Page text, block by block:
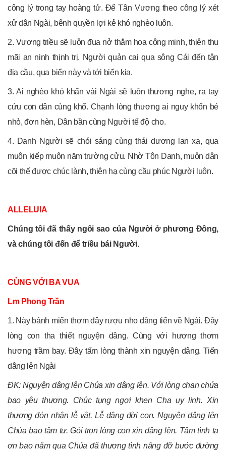
công lý trong tay hoàng tử. Để Tân Vương theo công lý xét
xử dân Ngài, bênh quyền lợi kẻ khó nghèo luôn.
2. Vương triều sẽ luôn đua nở thắm hoa công minh, thiên thu
mãi an ninh thịnh trị. Người quản cai qua sông Cái đến tận
địa cầu, qua biển này và tới biển kia.
3. Ai nghèo khó khấn vái Ngài sẽ luôn thương nghe, ra tay
cứu con dân cùng khổ. Chạnh lòng thương ai nguy khốn bé
nhỏ, đơn hèn, Dân bần cùng Người tế độ cho.
4. Danh Người sẽ chói sáng cùng thái dương lan xa, qua
muôn kiếp muôn năm trường cửu. Nhờ Tôn Danh, muôn dân
cõi thế được chúc lành, thiên hạ cùng cầu phúc Người luôn.
ALLELUIA
Chúng tôi đã thấy ngôi sao của Người ở phương Đông,
và chúng tôi đến để triều bái Người.
CÙNG VỚI BA VUA
Lm Phong Trần
1. Này bánh miến thơm đây rượu nho dâng tiến về Ngài. Đây
lòng con tha thiết nguyện dâng. Cùng với hương thơm
hương trầm bay. Đây tấm lòng thành xin nguyện dâng. Tiến
dâng lên Ngài
ĐK: Nguyện dâng lên Chúa xin dâng lên. Với lòng chan chứa
bao yêu thương. Chúc tụng ngợi khen Cha uy linh. Xin
thương đón nhận lễ vật. Lễ dâng đời con. Nguyện dâng lên
Chúa bao tâm tư. Gói trọn lòng con xin dâng lên. Tâm tình tạ
ơn bao năm qua Chúa đã thương tình nâng đỡ bước đường